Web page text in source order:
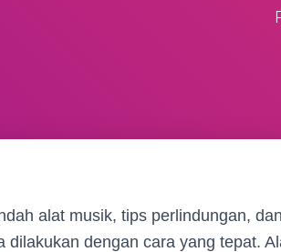
alat musik, tips perlindungan,
dilakukan dengan cara yang tepat.